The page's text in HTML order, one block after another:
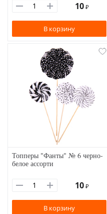
10 ₽
В корзину
Топперы "Фанты" № 6 черно-
белое ассорти
10 ₽
В корзину